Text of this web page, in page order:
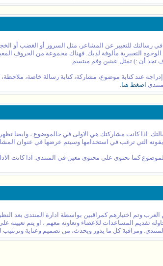
في رسالتك للتعبير عن المشاعر، مثل السرور أو الغضب أو
التعبيرية مألوفة لديك. فهناك مجموعة من الحروف
تجد أن :) تمثل عينين وفم مبتسم.
إدراجه عند كتابة موضوع، مشاركة، كتابة رسالة خاصة،
اضغط هنا.
اذا كانت مشاركتك هي الاولى في خالموضوع ، وايضا تظهر
التي ترغب في استخدامها وسيتم عرضها في عنوان
كما تحتوي على محتوى معين في المنتدى. اذا كانت
وتم اختيارهم كمراقبين بواسطة ادارة المنتدى بعد
تقديم المساعدات للاعضاء وتعاونه معهم ، او يتم
ومراقبة كل ما يدور ويحدث، من تصميم وعناية